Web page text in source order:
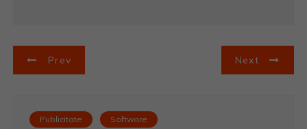
N
Prev Next
Publicitate Software